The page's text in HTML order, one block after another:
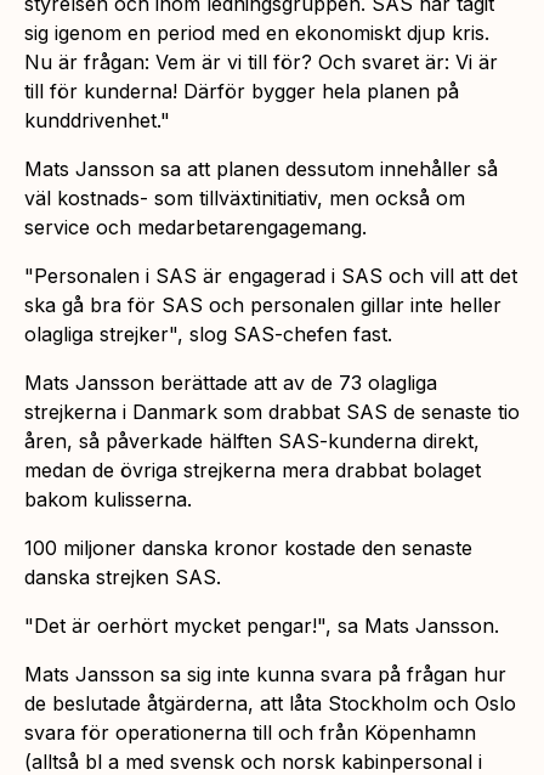
sig igenom en period med en ekonomiskt djup kris.
Nu är frågan: Vem är vi till för? Och svaret är: Vi är
till för kunderna! Därför bygger hela planen på
kunddrivenhet."
Mats Jansson sa att planen dessutom innehåller så
väl kostnads- som tillväxtinitiativ, men också om
service och medarbetarengagemang.
"Personalen i SAS är engagerad i SAS och vill att det
ska gå bra för SAS och personalen gillar inte heller
olagliga strejker", slog SAS-chefen fast.
Mats Jansson berättade att av de 73 olagliga
strejkerna i Danmark som drabbat SAS de senaste tio
åren, så påverkade hälften SAS-kunderna direkt,
medan de övriga strejkerna mera drabbat bolaget
bakom kulisserna.
100 miljoner danska kronor kostade den senaste
danska strejken SAS.
"Det är oerhört mycket pengar!", sa Mats Jansson.
Mats Jansson sa sig inte kunna svara på frågan hur
de beslutade åtgärderna, att låta Stockholm och Oslo
svara för operationerna till och från Köpenhamn
(alltså bl a med svensk och norsk kabinpersonal i